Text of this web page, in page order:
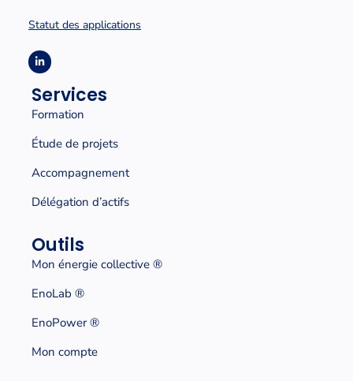
Statut des applications
Services
Formation
Étude de projets
Accompagnement
Délégation d’actifs
Outils
Mon énergie collective ®
EnoLab ®
EnoPower ®
Mon compte